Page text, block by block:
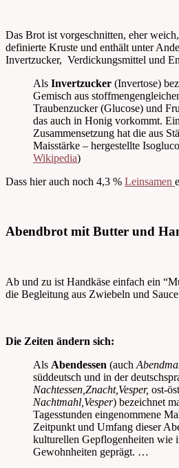
Das Brot ist vorgeschnitten, eher
definierte Kruste und enthält unter
Invertzucker, Verdickungsmittel und
Als Invertzucker (Invertose)
Gemisch aus
Traubenzucker (Glucose) und
das auch in Honig vorkommt.
Zusammensetzung hat die aus
Maisstärke – hergestellte
Wikipedia)
Dass hier auch noch 4,3 % Leinsamen
Abendbrot mit Butter und
Ab und zu ist Handkäse einfach ein
die Begleitung aus Zwiebeln und
Die Zeiten ändern sich:
Als Abendessen (auch
süddeutsch und in der
Nachtessen, Znacht, Vesper, ost-
Nachtmahl, Vesper) bezeichnet
Tagesstunden eingenommene
Zeitpunkt und Umfang dieser
kulturellen Gepflogenheiten wie
Gewohnheiten geprägt. …